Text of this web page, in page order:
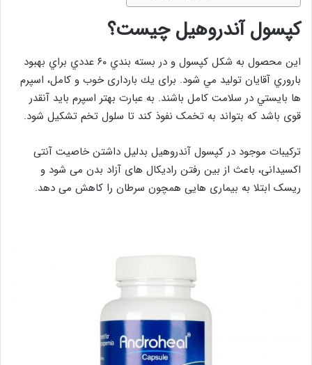
کپسول آندروهيل چيست؟
اين محصول به شکل کپسول و در بسته بندي ۶۰ عددي براي بهبود
باروري آقايان توليد مي شود. برای یك بارداری خوب و كامل، اسپرم
ها بایستي در سلامت كامل باشند. به عبارت بهتر اسپرم بايد آنقدر
قوی باشد كه بتواند به تخمک نفوذ كند تا سلول تخم تشکيل شود.
ترکیبات موجود در کپسول آندروهیل بدلیل داشتن خاصیت آنتی
اکسیدانی، باعث از بین رفتن رادیکال های آزاد بدن می شود و
ریسک ابتلا به بیماری هایی همچون سرطان را کاهش می دهد.